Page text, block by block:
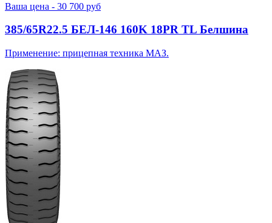
Ваша цена - 30 700 руб
385/65R22.5 БЕЛ-146 160K 18PR TL Белшина
Применение: прицепная техника МАЗ.